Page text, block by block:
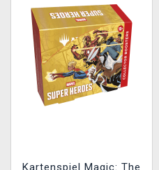
Kartenspiel Magic: The